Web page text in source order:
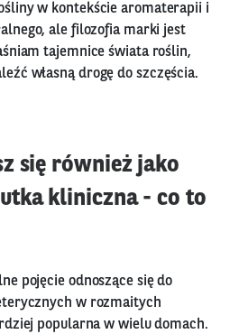
w kontekście aromaterapii i
ale filozofia marki jest
tajemnice świata roślin,
własną drogę do szczęścia.
się również jako
kliniczna - co to
pojęcie odnoszące się do
w rozmaitych
popularna w wielu domach.